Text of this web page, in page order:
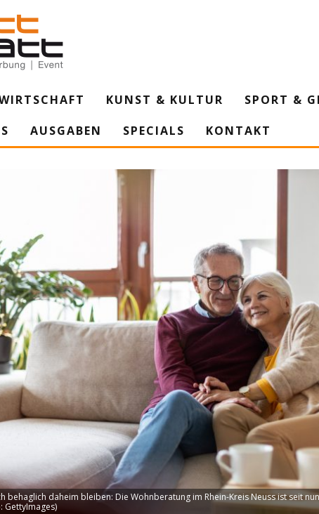
KUNST & KULTUR SPORT &
AUSGABEN SPECIALS KONTAKT
behaglich daheim bleiben: Die Wohnberatung im Rhein-Kreis Neuss ist seit
GettyImages)